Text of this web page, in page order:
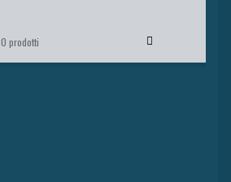
0 prodotti